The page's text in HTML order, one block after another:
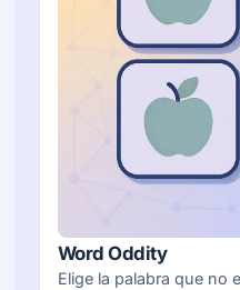
Word Oddity
Elige la palabra que no